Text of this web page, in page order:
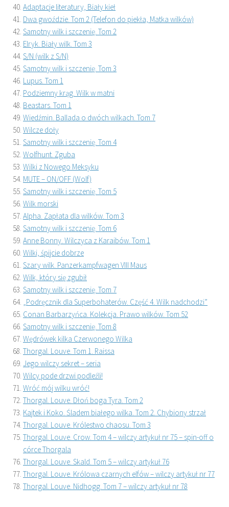
Adaptacje literatury, Biały kieł
Dwa gwoździe. Tom 2 (Telefon do piekła, Matka wilków)
Samotny wilk i szczenię. Tom 2
Elryk. Biały wilk. Tom 3
S/N (wilk z S/N)
Samotny wilk i szczenię. Tom 3
Lupus. Tom 1
Podziemny krąg. Wilk w matni
Beastars. Tom 1
Wiedźmin. Ballada o dwóch wilkach. Tom 7
Wilcze doły
Samotny wilk i szczenię. Tom 4
Wolfhunt. Zguba
Wilki z Nowego Meksyku
MUTE – ON/OFF (Wolf)
Samotny wilk i szczenię. Tom 5
Wilk morski
Alpha. Zapłata dla wilków. Tom 3
Samotny wilk i szczenię. Tom 6
Anne Bonny. Wilczyca z Karaibów. Tom 1
Wilki, śpijcie dobrze
Szary wilk. Panzerkampfwagen VIII Maus
Wilk, który się zgubił
Samotny wilk i szczenię. Tom 7
„Podręcznik dla Superbohaterów. Część 4. Wilk nadchodzi”
Conan Barbarzyńca. Kolekcja. Prawo wilków. Tom 52
Samotny wilk i szczenię. Tom 8
Wędrówek kilka Czerwonego Wilka
Thorgal. Louve. Tom 1. Raissa
Jego wilczy sekret – seria
Wilcy pode drzwi podleźli!
Wróć mój wilku wróć!
Thorgal. Louve. Dłoń boga Tyra. Tom 2
Kajtek i Koko. Śladem białego wilka. Tom 2. Chybiony strzał
Thorgal. Louve. Królestwo chaosu. Tom 3
Thorgal. Louve. Crow. Tom 4 – wilczy artykuł nr 75 – spin-off o
córce Thorgala
Thorgal. Louve. Skald. Tom 5 – wilczy artykuł 76
Thorgal. Louve. Królowa czarnych elfów – wilczy artykuł nr 77
Thorgal. Louve. Nidhogg. Tom 7 – wilczy artykuł nr 78